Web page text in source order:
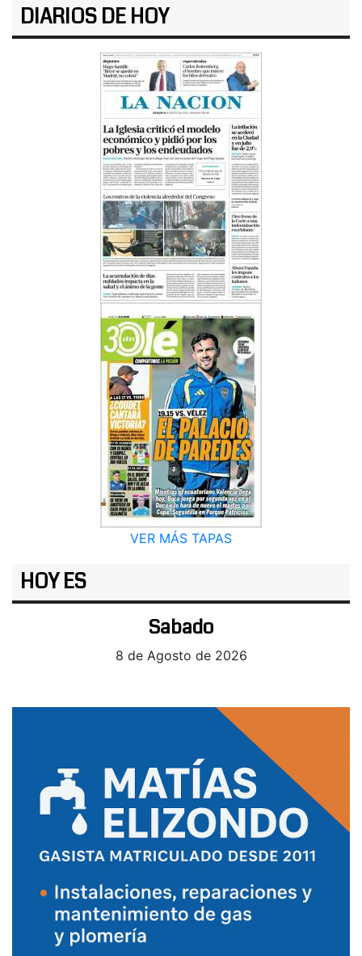
DIARIOS DE HOY
VER MÁS TAPAS
HOY ES
Sabado
8 de Agosto de 2026